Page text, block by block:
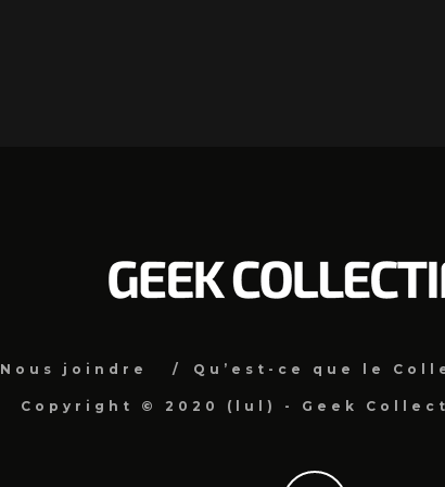
Nous joindre Qu’est-ce que le
Copyright © 2020 (lul) - Geek